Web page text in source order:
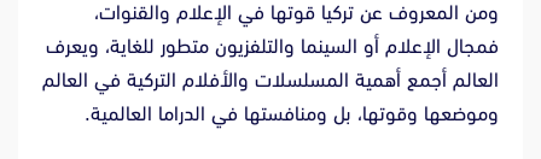
ومن المعروف عن تركيا قوتها في الإعلام والقنوات،
فمجال الإعلام أو السينما والتلفزيون متطور للغاية، ويعرف
العالم أجمع أهمية المسلسلات والأفلام التركية في العالم
وموضعها وقوتها، بل ومنافستها في الدراما العالمية.